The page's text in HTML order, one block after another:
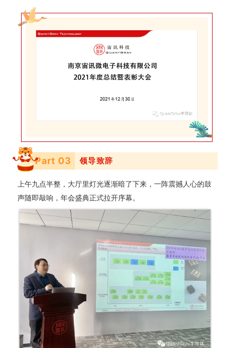
Part 03 领导致辞
上午九点半整，大厅里灯光逐渐暗了下来，一阵震撼人心的鼓
声随即敲响，年会盛典正式拉开序幕。